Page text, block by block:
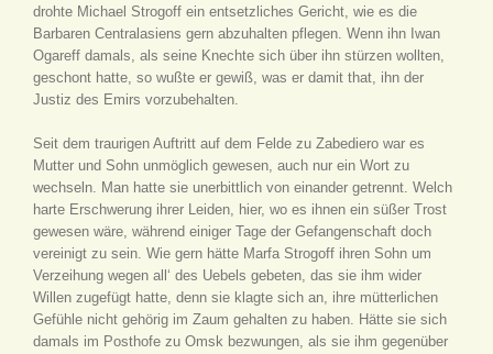
drohte Michael Strogoff ein entsetzliches Gericht, wie es die
Barbaren Centralasiens gern abzuhalten pflegen. Wenn ihn Iwan
Ogareff damals, als seine Knechte sich über ihn stürzen wollten,
geschont hatte, so wußte er gewiß, was er damit that, ihn der
Justiz des Emirs vorzubehalten.
Seit dem traurigen Auftritt auf dem Felde zu Zabediero war es
Mutter und Sohn unmöglich gewesen, auch nur ein Wort zu
wechseln. Man hatte sie unerbittlich von einander getrennt. Welch
harte Erschwerung ihrer Leiden, hier, wo es ihnen ein süßer Trost
gewesen wäre, während einiger Tage der Gefangenschaft doch
vereinigt zu sein. Wie gern hätte Marfa Strogoff ihren Sohn um
Verzeihung wegen all‘ des Uebels gebeten, das sie ihm wider
Willen zugefügt hatte, denn sie klagte sich an, ihre mütterlichen
Gefühle nicht gehörig im Zaum gehalten zu haben. Hätte sie sich
damals im Posthofe zu Omsk bezwungen, als sie ihm gegenüber